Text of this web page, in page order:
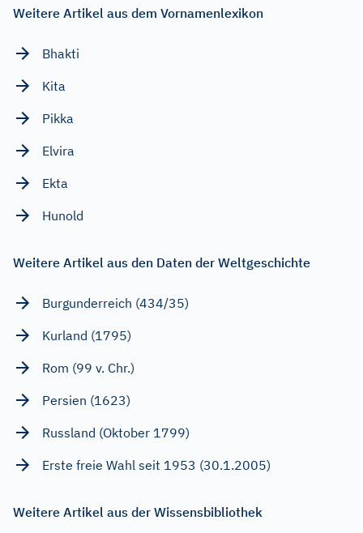
Weitere Artikel aus dem Vornamenlexikon
Bhakti
Kita
Pikka
Elvira
Ekta
Hunold
Weitere Artikel aus den Daten der Weltgeschichte
Burgunderreich (434/35)
Kurland (1795)
Rom (99 v. Chr.)
Persien (1623)
Russland (Oktober 1799)
Erste freie Wahl seit 1953 (30.1.2005)
Weitere Artikel aus der Wissensbibliothek